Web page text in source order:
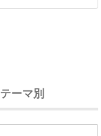
テーマ別